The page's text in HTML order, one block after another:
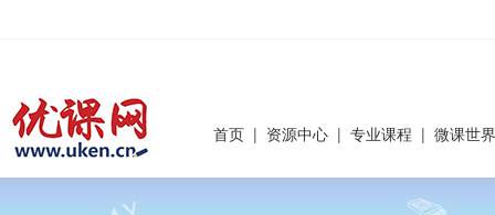
首页 | 资源中心 | 专业课程 | 微课世界